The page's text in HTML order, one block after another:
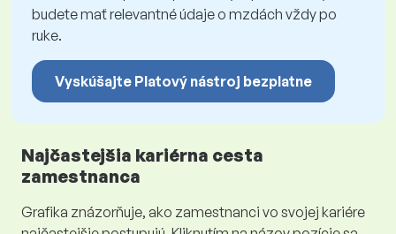
budete mať relevantné údaje o mzdách vždy po
ruke.
Vyskúšajte Platový nástroj bezplatne
Najčastejšia kariérna cesta
zamestnanca
Grafika znázorňuje, ako zamestnanci vo svojej kariére